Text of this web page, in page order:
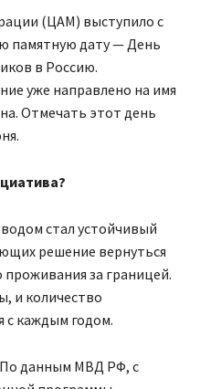
(ЦАМ) выступило с
памятную дату — День
в Россию.
уже направлено на имя
Отмечать этот день
стал устойчивый
решение вернуться
проживания за границей.
и количество
с каждым годом.
По данным МВД РФ, с